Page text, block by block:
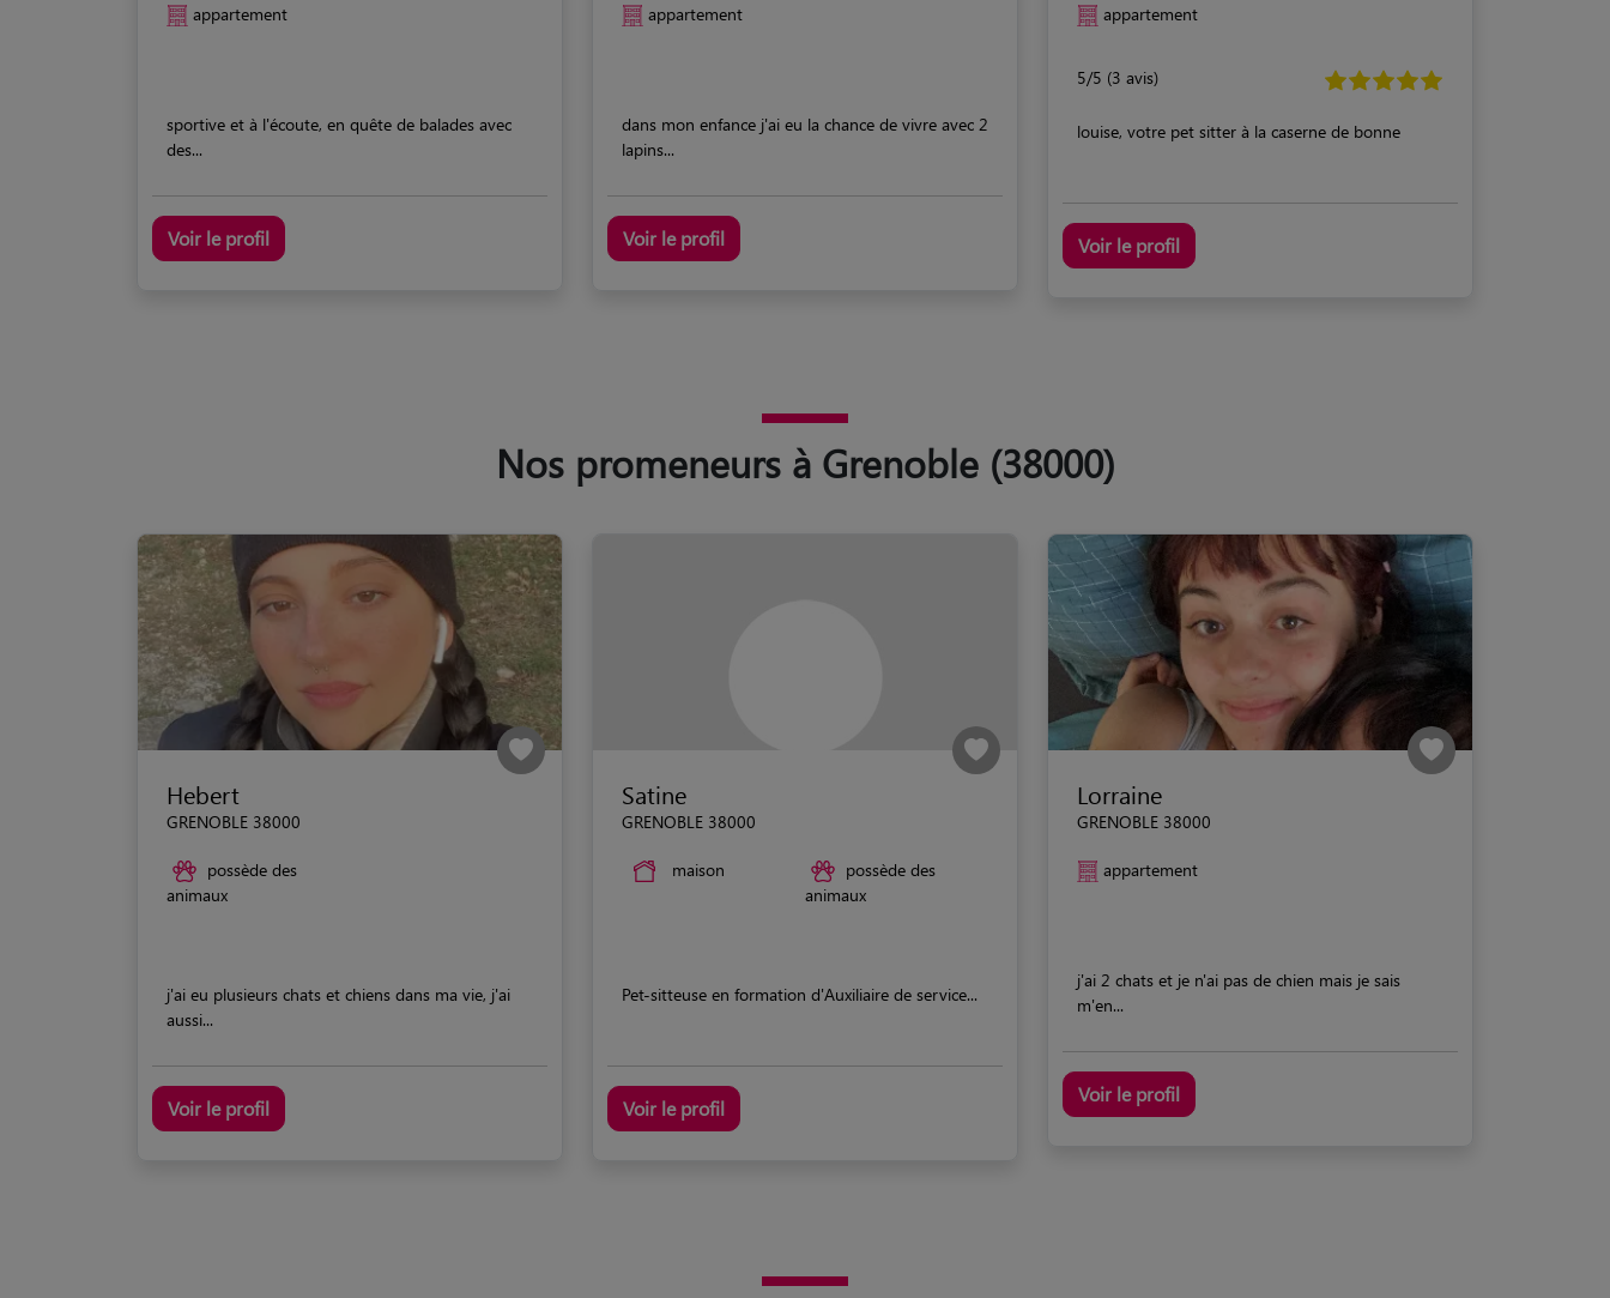
appartement
sportive et à l'écoute, en quête de balades avec
des...
Voir le profil
appartement
dans mon enfance j'ai eu la chance de vivre avec 2
lapins...
Voir le profil
appartement
5/5 (3 avis)
louise, votre pet sitter à la caserne de bonne
Voir le profil
Nos promeneurs à Grenoble (38000)
Hebert
GRENOBLE 38000
possède des
animaux
j'ai eu plusieurs chats et chiens dans ma vie, j'ai
aussi...
Voir le profil
Satine
GRENOBLE 38000
maison
possède des
animaux
Pet-sitteuse en formation d'Auxiliaire de service...
Voir le profil
Lorraine
GRENOBLE 38000
appartement
j'ai 2 chats et je n'ai pas de chien mais je sais
m'en...
Voir le profil